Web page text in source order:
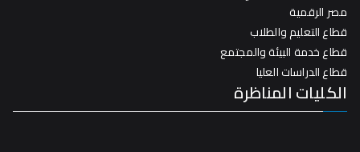
مصر الرقمية
قطاع التعليم والطلاب
قطاع خدمة البيئة والمجتمع
قطاع الدراسات العليا
الكليات المناظرة